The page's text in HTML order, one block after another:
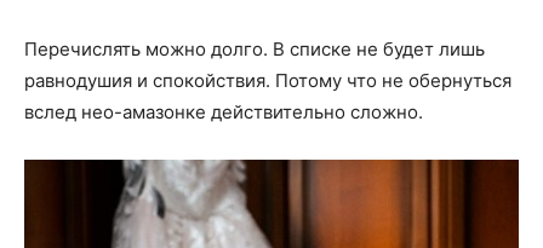
Перечислять можно долго. В списке не будет лишь
равнодушия и спокойствия. Потому что не обернуться
вслед нео-амазонке действительно сложно.